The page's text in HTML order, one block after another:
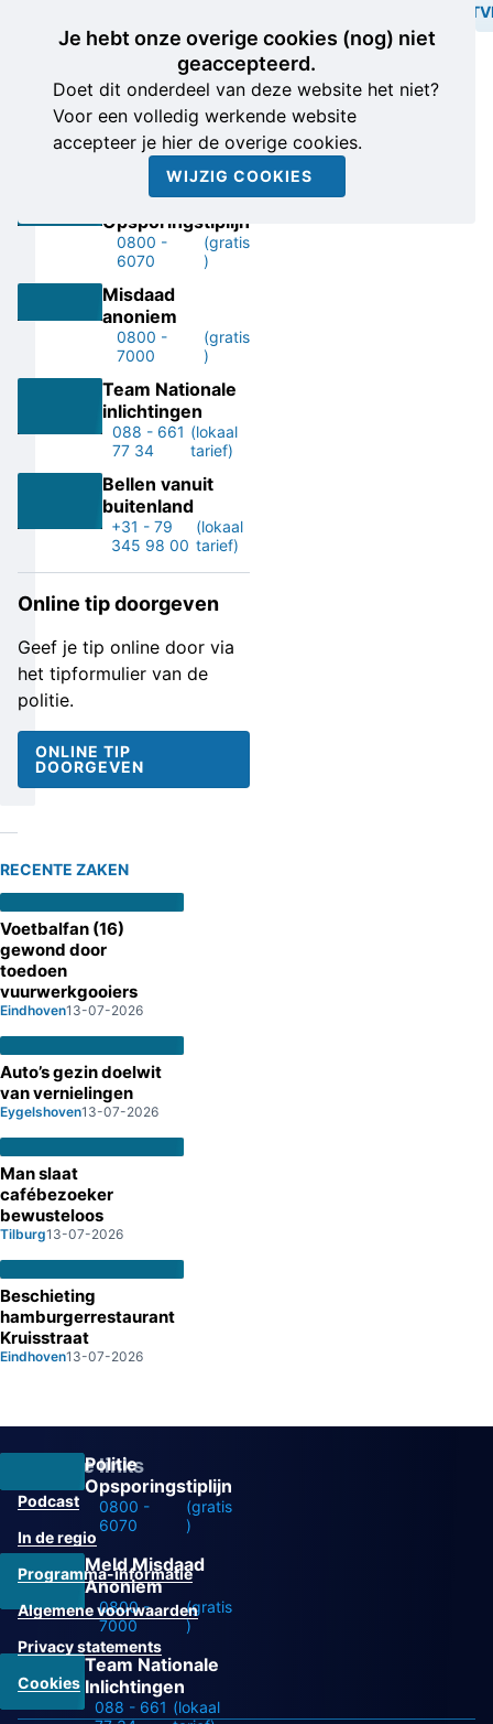
Wie heeft informatie over
de mogelijke verblijfplaats
van Jos Leijdekkers en/of
weet waar de
voortvluchtige recentelijk
kan zijn geweest?
Politie
Opsporingstiplijn
0800 -
6070
(gratis
)
Misdaad
anoniem
0800 -
7000
(gratis
)
Team Nationale
inlichtingen
088 - 661
77 34
(lokaal
tarief)
Bellen vanuit
buitenland
+31 - 79
345 98 00
(lokaal
tarief)
Online tip doorgeven
Geef je tip online door via
het tipformulier van de
politie.
ONLINE TIP
DOORGEVEN
Je hebt onze overige cookies (nog) niet
geaccepteerd.
Doet dit onderdeel van deze website het niet?
Voor een volledig werkende website
accepteer je hier de overige cookies.
WIJZIG COOKIES
RECENTE ZAKEN
Voetbalfan (16)
gewond door
toedoen
vuurwerkgooiers
Eindhoven13-07-2026
Auto’s gezin doelwit
van vernielingen
Eygelshoven13-07-2026
Man slaat
cafébezoeker
bewusteloos
Tilburg13-07-2026
Beschieting
hamburgerrestaurant
Kruisstraat
Eindhoven13-07-2026
Politie
Opsporingstiplijn
0800 -
6070
(gratis
)
Meld Misdaad
Anoniem
0800 -
7000
(gratis
)
Team Nationale
Inlichtingen
088 - 661 (lokaal
Overige links
Podcast
In de regio
Programma-informatie
Algemene voorwaarden
Privacy statements
Cookies